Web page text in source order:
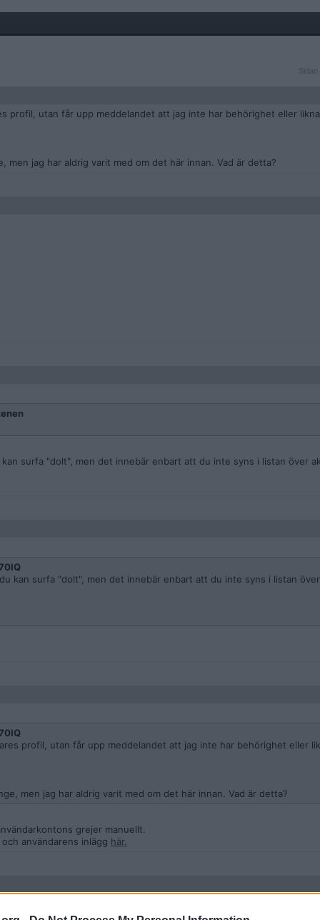
Sidan
Sidan
profil, utan får upp meddelandet att jag inte har behörighet eller
men jag har aldrig varit med om det här innan. Vad är detta?
surfa "dolt", men det innebär enbart att du inte syns i listan över
kan surfa "dolt", men det innebär enbart att du inte syns i listan
profil, utan får upp meddelandet att jag inte har behörighet eller
men jag har aldrig varit med om det här innan. Vad är detta?
grejer manuellt.
och användarens inlägg här.